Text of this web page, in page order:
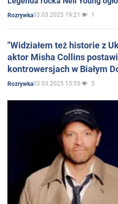
Rozrywka03.03.2025 19:21 1
"Widziałem też historie z
aktor Misha Collins
kontrowersjach w Białym
Rozrywka03.03.2025 15:55 5